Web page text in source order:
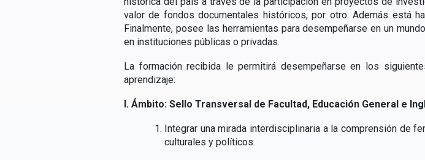
valor de fondos documentales históricos, por otro. Además está
Finalmente, posee las herramientas para desempeñarse en un
en instituciones públicas o privadas.
La formación recibida le permitirá desempeñarse en los
aprendizaje:
I. Ámbito: Sello Transversal de Facultad, Educación General e
Integrar una mirada interdisciplinaria a la comprensión de
culturales y políticos.